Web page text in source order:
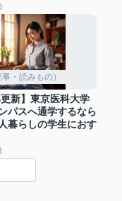
・読みもの）
更新】東京医科大学
パスへ通学するなら
暮らしの学生におす